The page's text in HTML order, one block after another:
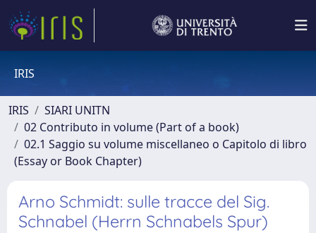
IRIS
IRIS
SIARI UNITN
02 Contributo in volume (Part of a book)
02.1 Saggio su volume miscellaneo o Capitolo di libro
(Essay or Book Chapter)
Arno Schmidt: sulle tracce del Sig.
Schnabel (Herrn Schnabels Spur)